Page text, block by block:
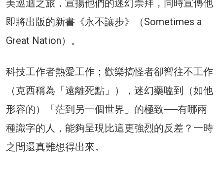
美巡迴之旅，宣揚他們的迷幻崇拜，同時宣傳他
即將出版的新書《永不讓步》（Sometimes a
Great Nation）。
科技工作者熱愛工作；歡樂搞怪者卻嚮往不工作
（克西稱為「遠離死點」），迷幻藥嗑到（如他
形容的）「茫到另一個世界」的極致──有哪兩
種識字的人，能夠呈現比這更強烈的反差？一時
之間還真難想得出來。